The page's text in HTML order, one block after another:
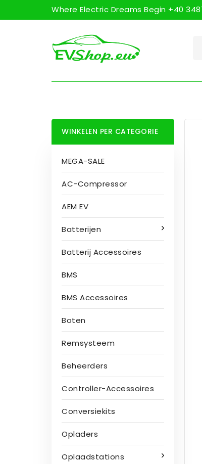
Where Electric Dreams Begin +40
WINKELEN PER CATEGORIE
MEGA-SALE
AC-Compressor
AEM EV
Batterijen
Batterij Accessoires
BMS
BMS Accessoires
Boten
Remsysteem
Beheerders
Controller-Accessoires
Conversiekits
Opladers
Oplaadstations